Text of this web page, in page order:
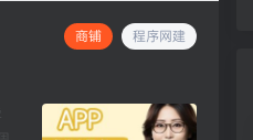
商铺 程序网建